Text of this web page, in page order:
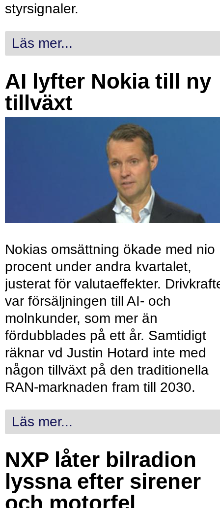
styrsignaler.
Läs mer...
AI lyfter Nokia till ny
tillväxt
Nokias omsättning ökade med nio
procent under andra kvartalet,
justerat för valutaeffekter.
var försäljningen till AI- och
molnkunder, som mer än
fördubblades på ett år. Samtidigt
räknar vd Justin Hotard inte med
någon tillväxt på den traditionella
RAN-marknaden fram till 2030.
Läs mer...
NXP låter bilradion
lyssna efter sirener
och motorfel